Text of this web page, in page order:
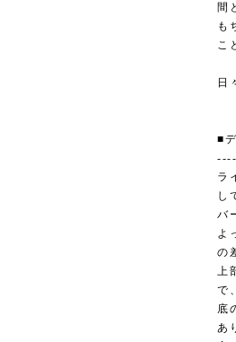
間
も
こ
日
■
ラ
し
バ
よ
の
上
で
底
あ